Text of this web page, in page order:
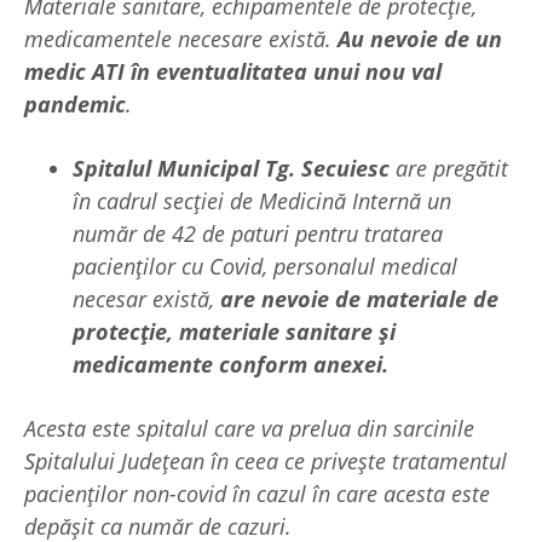
medicamentele necesare există.Au nevoie de un
medic ATI în eventualitatea unui nou val
pandemic.
Spitalul Municipal Tg. Secuiesc are pregătit
în cadrul secției de Medicină Internă un
număr de 42 de paturi pentru tratarea
pacienților cu Covid, personalul medical
necesar există, are nevoie de materiale de
protecție, materiale sanitare şi
medicamente conform anexei.
Acesta este spitalul care va prelua din sarcinile
Spitalului Județean în ceea ce privește tratamentul
pacienților non-covid în cazul în care acesta este
depășit ca număr de cazuri.